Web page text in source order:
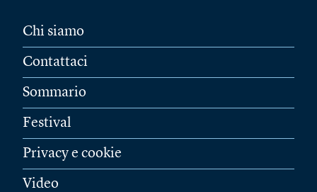
Chi siamo
Contattaci
Sommario
Festival
Privacy e cookie
Video